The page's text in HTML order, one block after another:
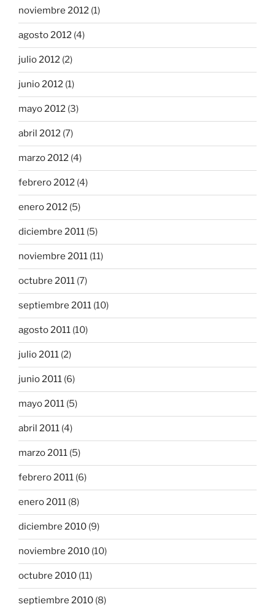
noviembre 2012 (1)
agosto 2012 (4)
julio 2012 (2)
junio 2012 (1)
mayo 2012 (3)
abril 2012 (7)
marzo 2012 (4)
febrero 2012 (4)
enero 2012 (5)
diciembre 2011 (5)
noviembre 2011 (11)
octubre 2011 (7)
septiembre 2011 (10)
agosto 2011 (10)
julio 2011 (2)
junio 2011 (6)
mayo 2011 (5)
abril 2011 (4)
marzo 2011 (5)
febrero 2011 (6)
enero 2011 (8)
diciembre 2010 (9)
noviembre 2010 (10)
octubre 2010 (11)
septiembre 2010 (8)